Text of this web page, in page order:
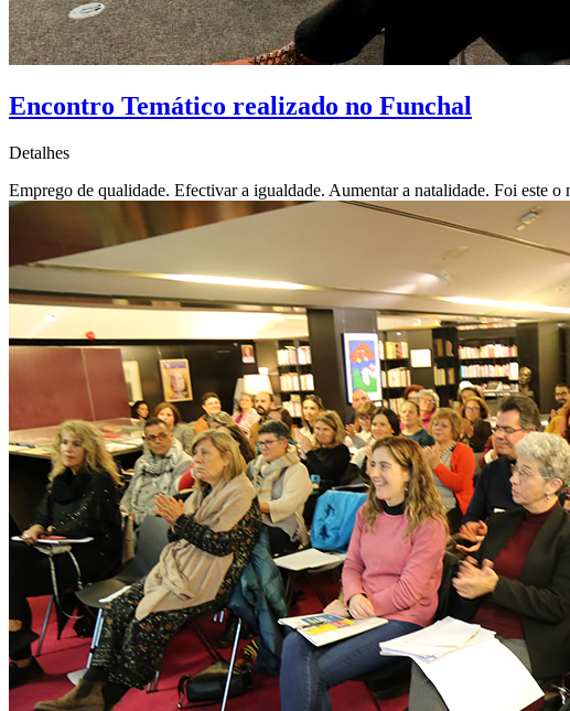
Encontro Temático realizado no Funchal
Detalhes
Emprego de qualidade. Efectivar a igualdade. Aumentar a natalidade. Foi este